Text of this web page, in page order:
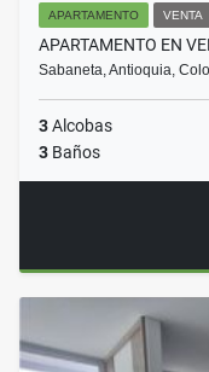
APARTAMENTO VENTA
APARTAMENTO EN
Sabaneta, Antioquia,
3Alcobas
3 Baños